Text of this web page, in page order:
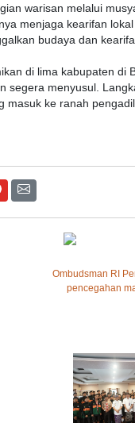
warisan melalui
menjaga kearifan
budaya dan
di lima kabupaten di
segera menyusul.
masuk ke ranah
Ombudsman RI
pencegahan